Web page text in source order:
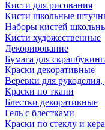
Кисти для рисования
Кисти школьные
Наборы кистей
Кисти художественные
Декорирование
Бумага для
Краски декоративные
Веревки для рукоделия,
Краски по ткани
Блестки декоративные
Гель с блестками
Краски по стеклу и